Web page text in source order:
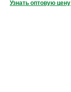
Узнать оптовую цену